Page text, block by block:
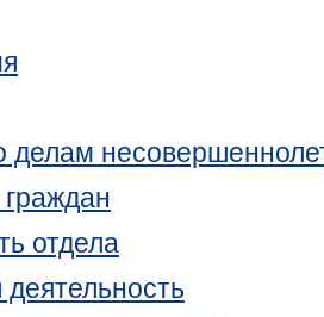
делам
отдела